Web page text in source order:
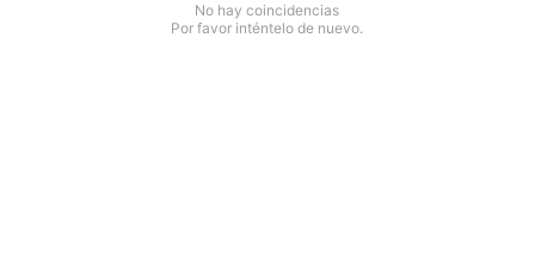
No hay coincidencias
Por favor inténtelo de nuevo.